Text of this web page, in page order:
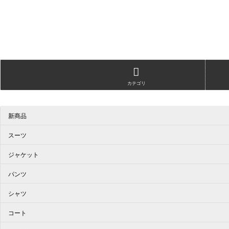
カテゴリ
新商品
スーツ
ジャケット
パンツ
シャツ
コート